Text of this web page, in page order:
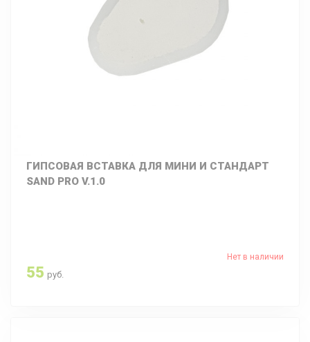
ГИПСОВАЯ ВСТАВКА ДЛЯ МИНИ И СТАНДАРТ
SAND PRO V.1.0
55 руб.
Нет в наличии